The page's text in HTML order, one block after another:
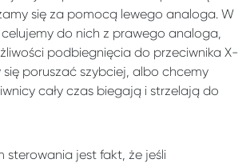
się za pomocą lewego analoga. W
do nich z prawego analoga,
podbiegnięcia do przeciwnika X-
poruszać szybciej, albo chcemy
cały czas biegają i strzelają do
sterowania jest fakt, że jeśli